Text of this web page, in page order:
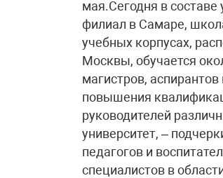
мая.Сегодня в составе
филиал в Самаре,
учебных корпусах,
Москвы, обучается
магистров,
повышения
руководителей
университет, –
педагогов и
специалистов в